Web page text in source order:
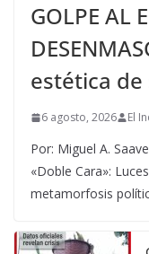
GOLPE AL
estética
6 agosto, 2026 El
Por: Miguel A.
«Doble Cara»:
metamorfosis